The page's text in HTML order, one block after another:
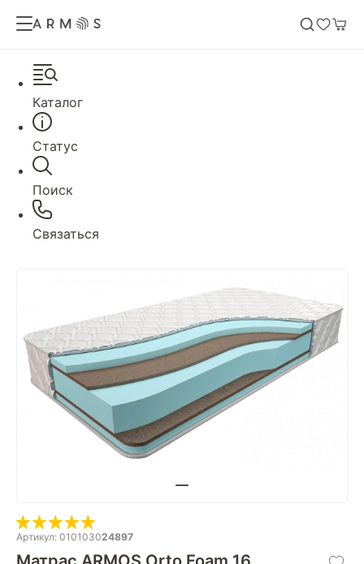
Каталог
Статус
Поиск
Связаться
Артикул: 010103024897